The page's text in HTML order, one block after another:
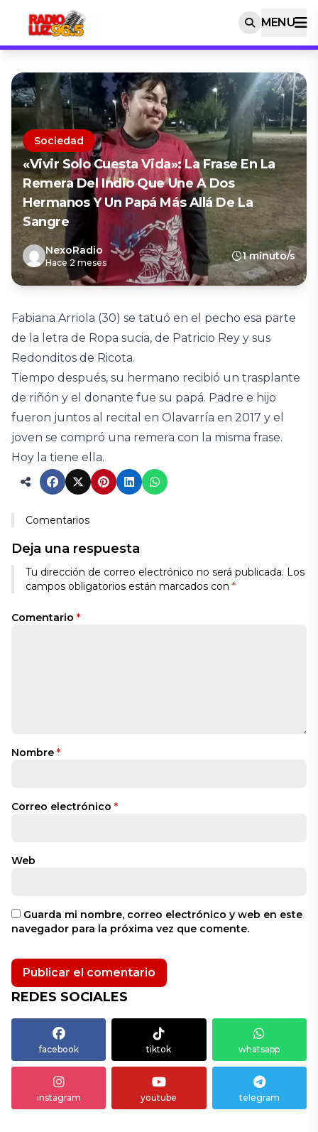
MENU
Sociedad
«Vivir Solo Cuesta Vida»: La Frase En La
Remera Del Indio Que Une A Dos
Hermanos Y Un Papá Más Allá De La
Sangre
NexoRadio
Hace 2 meses
1 minuto/s
Fabiana Arriola (30) se tatuó en el pecho esa parte
de la letra de Ropa sucia, de Patricio Rey y sus
Redonditos de Ricota.
Tiempo después, su hermano recibió un trasplante
de riñón y el donante fue su papá. Padre e hijo
fueron juntos al recital en Olavarría en 2017 y el
joven se compró una remera con la misma frase.
Hoy la tiene ella.
Comentarios
Deja una respuesta
Tu dirección de correo electrónico no será publicada. Los
campos obligatorios están marcados con *
Comentario *
Nombre *
Correo electrónico *
Web
Guarda mi nombre, correo electrónico y web en este
navegador para la próxima vez que comente.
REDES SOCIALES
facebook tiktok whatsapp
instagram youtube telegram